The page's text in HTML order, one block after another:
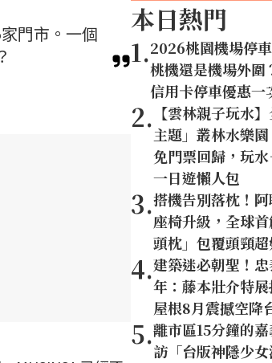
門市。一個
本日熱門
1.2026桃園機場停
桃機還是機場外圍
信用卡停車優惠一
2. 【雲林親子玩水
主題」叢林水樂
免門票回歸，玩
一日遊懶人包
3.搭機告別落枕！
座椅升級，全球
頭枕」包覆頭頸
4.建築迷必朝聖！
年：藤本壯介特
屋根8月震撼空降
5.離市區15分鐘的
訪「台版神隱少